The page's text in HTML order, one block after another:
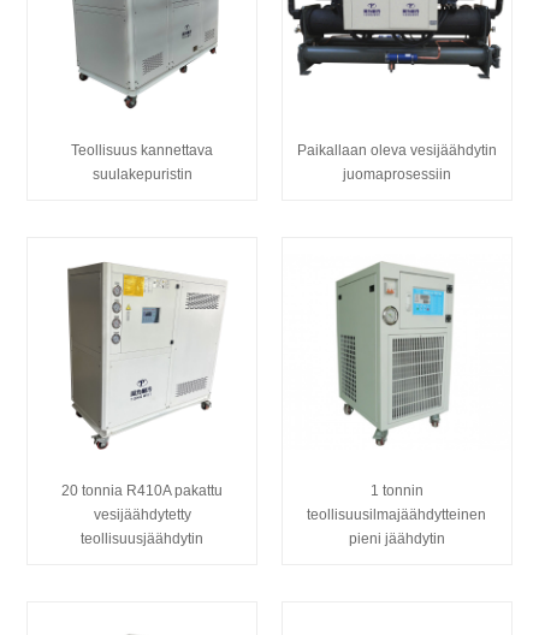
Teollisuus kannettava
suulakepuristin
Paikallaan oleva vesijäähdytin
juomaprosessiin
20 tonnia R410A pakattu
vesijäähdytetty
teollisuusjäähdytin
1 tonnin
teollisuusilmajäähdytteinen
pieni jäähdytin